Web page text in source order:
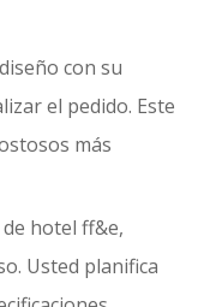
con su
el pedido. Este
más
hotel ff&e,
Usted planifica